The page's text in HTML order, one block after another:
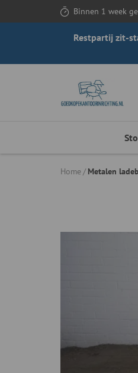
Binnen 1 week
Restpartij zit-
Home Metalen